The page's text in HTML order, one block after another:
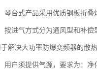
琴台式产品采用优质钢板折叠
按进气方式分为通风型和补
于解决大功率防爆变频器的散
用户须提供气源，要求为：净